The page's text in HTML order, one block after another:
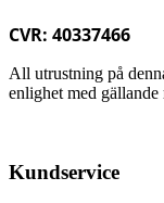
CVR: 40337466
All utrustning på
enlighet med gällande
Kundservice